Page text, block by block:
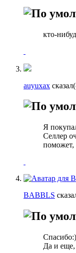
кто-
auyuxax
Я
Селлер
поможет,
BABBLS
Спасибо:)
Да и